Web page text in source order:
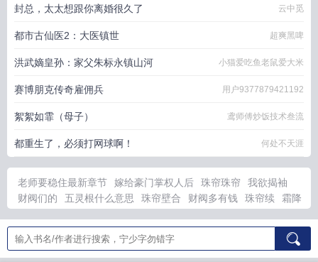
封总，太太想跟你离婚很久了 云中觅
都市古仙医2：大医镇世 超爽黑啤
洪武嫡皇孙：家父朱标永镇山河 小猫爱吃鱼老鼠爱大米
赛博朋克传奇雇佣兵 用户9377879421192
絮絮如霏（母子） 鸢师傅炒饭技术叁流
都重生了，必须打网球啊！ 何处不天涯
老师要稳住最新章节 嫁给豪门掌权人后 珠帘珠帘
我欲揭袖
财阀们的
五灵根什么意思 珠帘壁合 财阀多有钱 珠帘续
霜降
的
我在妖国当卧底笔趣阁 珠帘记 神印王座神皇
他们战斗我种
田 茉莉蜜桃
珠帘全文 我在妖怪局上班摸鱼在线阅读
因